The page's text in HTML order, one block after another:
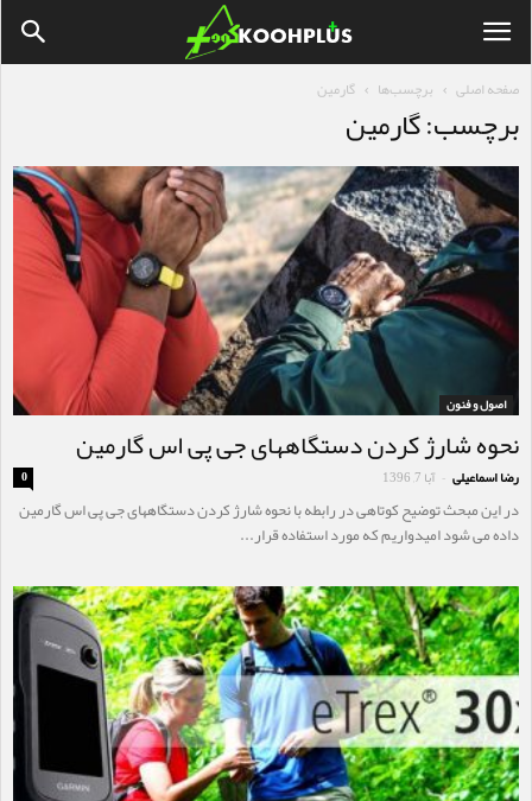
صفحه اصلی برچسب‌ها گارمین
برچسب: گارمین
اصول و فنون
نحوه شارژ کردن دستگاههای جی پی اس گارمین
رضا اسماعیلی - آبا 7, 1396 0
در این مبحث توضیح کوتاهی در رابطه با نحوه شارژ کردن دستگاههای جی پی اس گارمین
داده می شود امیدواریم که مورد استفاده قرار...